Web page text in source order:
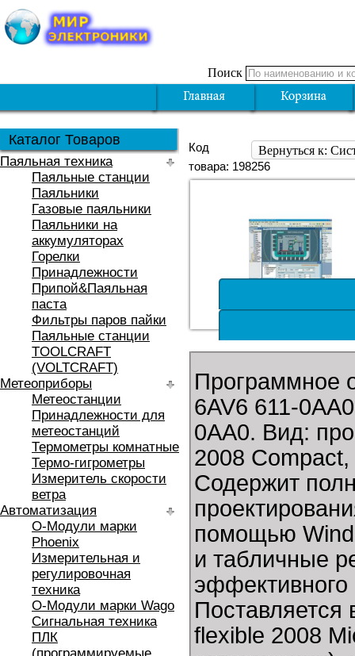
Поиск
Каталог Товаров
Паяльная техника
Паяльные станции
Паяльники
Газовые паяльники
Паяльники на
аккумуляторах
Горелки
Принадлежности
Припой&Паяльная
паста
Фильтры паров пайки
Паяльные станции
TOOLCRAFT
(VOLTCRAFT)
Метеоприборы
Метеостанции
Принадлежности для
метеостанций
Термометры комнатные
Термо-гигрометры
Измеритель скорости
ветра
Автоматизация
O-Модули марки
Phoenix
Измерительная и
регулировочная
техника
O-Модули марки Wago
Сигнальная техника
ПЛК
Вернуться к:
Код
товара: 198256
Программное
6AV6 611-
0AA0. Вид:
2008
Содержит
помощью
и табличные
эффективного
Поставляется
flexible 2008